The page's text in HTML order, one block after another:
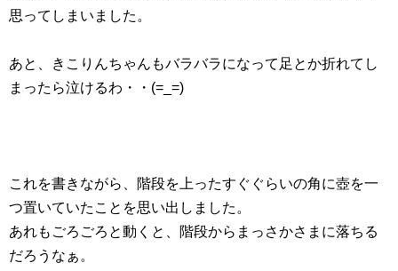
思ってしまいました。
あと、きこりんちゃんもバラバラになって足とか折れてし
まったら泣けるわ・・(=_=)
これを書きながら、階段を上ったすぐぐらいの角に壺を一
つ置いていたことを思い出しました。
あれもごろごろと動くと、階段からまっさかさまに落ちる
だろうなぁ。